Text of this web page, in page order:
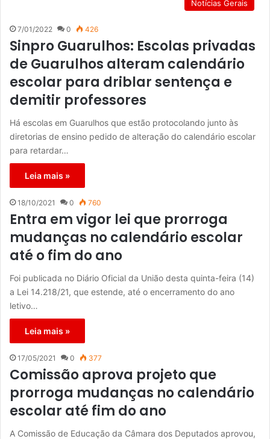
Notícias Gerais
7/01/2022 0 426
Sinpro Guarulhos: Escolas privadas
de Guarulhos alteram calendário
escolar para driblar sentença e
demitir professores
Há escolas em Guarulhos que estão protocolando junto às
diretorias de ensino pedido de alteração do calendário escolar
para retardar…
Leia mais »
18/10/2021 0 760
Entra em vigor lei que prorroga
mudanças no calendário escolar
até o fim do ano
Foi publicada no Diário Oficial da União desta quinta-feira (14)
a Lei 14.218/21, que estende, até o encerramento do ano
letivo…
Leia mais »
17/05/2021 0 377
Comissão aprova projeto que
prorroga mudanças no calendário
escolar até fim do ano
A Comissão de Educação da Câmara dos Deputados aprovou,